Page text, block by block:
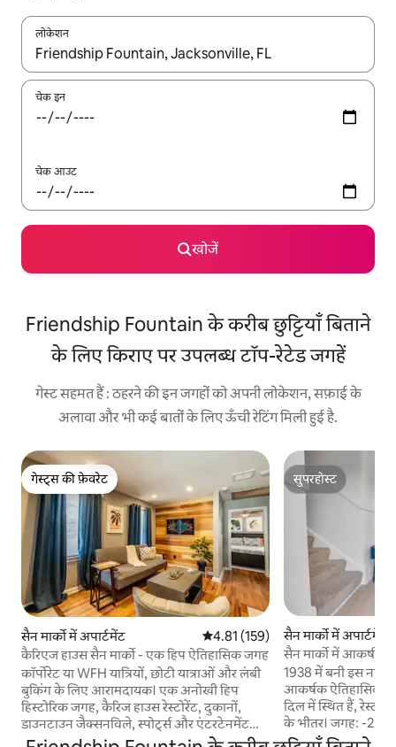
लोकेशन
नतीजों के उपलब्ध होने पर, अप और डाउन 'ऐरो की' का इस्तेमाल करके नेविगेट
चेक इन
चेक आउट
खोजें
Friendship Fountain के करीब छुट्टियाँ बिताने
के लिए किराए पर उपलब्ध टॉप-रेटेड जगहें
गेस्ट सहमत हैं : ठहरने की इन जगहों को अपनी लोकेशन, सफ़ाई के
अलावा और भी कई बातों के लिए ऊँची रेटिंग मिली हुई है.
गेस्ट्स की फ़ेवरेट
गेस्ट्स की फ़ेवरेट
सैन मार्को में अपार्टमेंट औसत रेटिंग 5 में से 4.81, 159 समीक्षाएँ
4.81 (159)
कैरिएज हाउस सैन मार्को - एक हिप ऐतिहासिक जगह
कॉर्पोरेट या WFH यात्रियों, छोटी यात्राओं और लंबी
बुकिंग के लिए आरामदायक। एक अनोखी हिप
हिस्टोरिक जगह, कैरिज हाउस रेस्टोरेंट, दुकानों,
डाउनटाउन जैक्सनविले, स्पोर्ट्स और एंटरटेनमेंट
डिस्ट्रिक्ट से कुछ ही ब्लॉक की दूरी पर और अस्पतालों
सुपरहोस्ट
सुपरहोस्ट
सैन मार्को में अपार्टमेंट
सैन मार्को में आकर्षक
1938 में बनी इस नए-
आकर्षक ऐतिहासिक इकाई में
दिल में स्थित हैं,
के भीतर। जगह: -2 बेडरूम -1 बाथरूम -1 किंग/ 2
ट्विन बेड - सोफ़ा बेड -3